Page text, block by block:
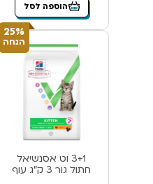
הוספה לסל
25%
הנחה
3+1 וט אסנשיאל
חתול גור 3 ק”ג עוף